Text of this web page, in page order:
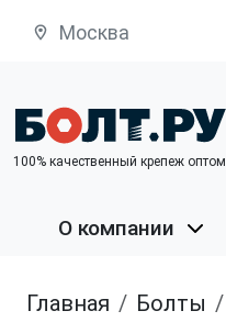
Москва
100% качественный крепеж оптом
О компании
Главная болты